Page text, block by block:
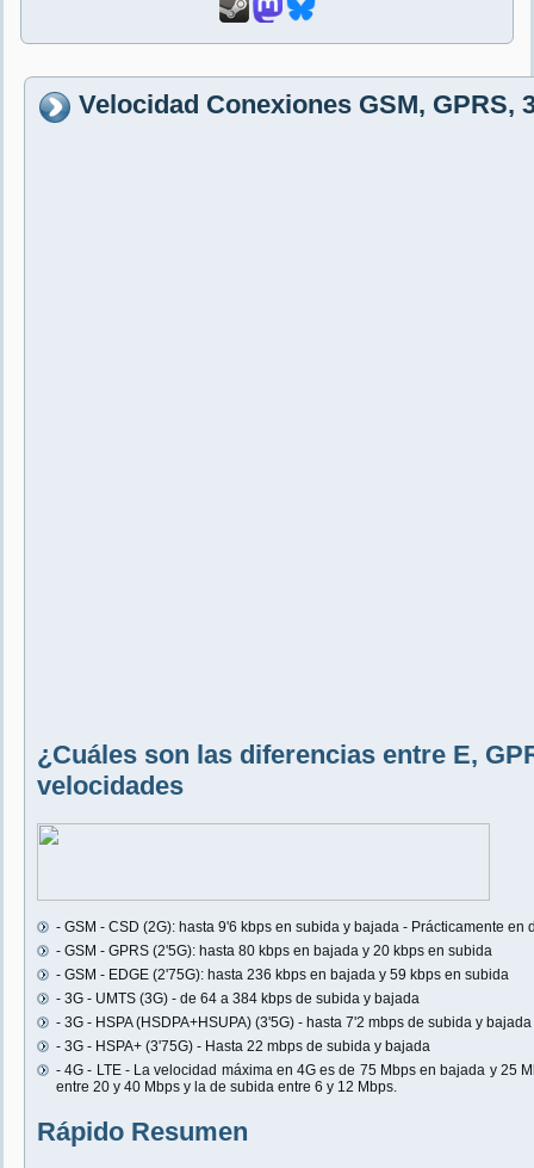
Velocidad Conexiones GSM, GPRS,
¿Cuáles son las diferencias entre E,
velocidades
- GSM - CSD (2G): hasta 9'6 kbps en subida y bajada - Prácticamente
- GSM - GPRS (2'5G): hasta 80 kbps en bajada y 20 kbps en subida
- GSM - EDGE (2'75G): hasta 236 kbps en bajada y 59 kbps en subida
- 3G - UMTS (3G) - de 64 a 384 kbps de subida y bajada
- 3G - HSPA (HSDPA+HSUPA) (3'5G) - hasta 7'2 mbps de subida y bajada
- 3G - HSPA+ (3'75G) - Hasta 22 mbps de subida y bajada
- 4G - LTE - La velocidad máxima en 4G es de 75 Mbps en bajada y 25
entre 20 y 40 Mbps y la de subida entre 6 y 12 Mbps.
Rápido Resumen